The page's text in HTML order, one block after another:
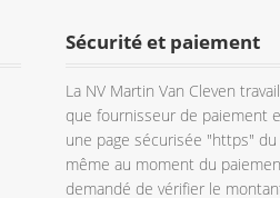
Sécurité et paiement
La NV Martin Van Cleven
que fournisseur de paiement
une page sécurisée "https"
même au moment du
demandé de vérifier le